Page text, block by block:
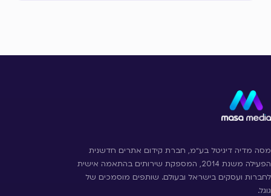
מסה מדיה דיגיטל בע״מ, חברת קידום אתרים חדשנית
הפעילה משנת 2014, המספקת שירותים בהתאמה אישית
לחברות ועסקים בישראל ובעולם. שותפים מוסמכים של
גוגל.